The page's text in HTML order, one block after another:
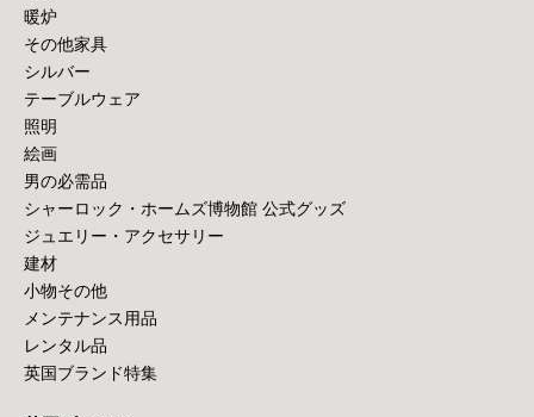
暖炉
その他家具
シルバー
テーブルウェア
照明
絵画
男の必需品
シャーロック・ホームズ博物館 公式グッズ
ジュエリー・アクセサリー
建材
小物その他
メンテナンス用品
レンタル品
英国ブランド特集